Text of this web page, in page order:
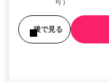
後で見る